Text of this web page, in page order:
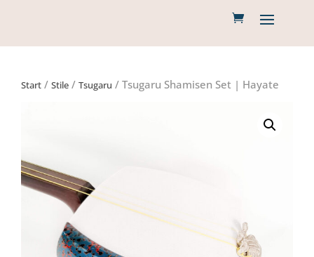
Start / Stile / Tsugaru / Tsugaru Shamisen Set | Hayate